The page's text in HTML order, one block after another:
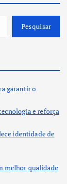
Pesquisar
garantir o
e reforça
identidade de
melhor qualidade